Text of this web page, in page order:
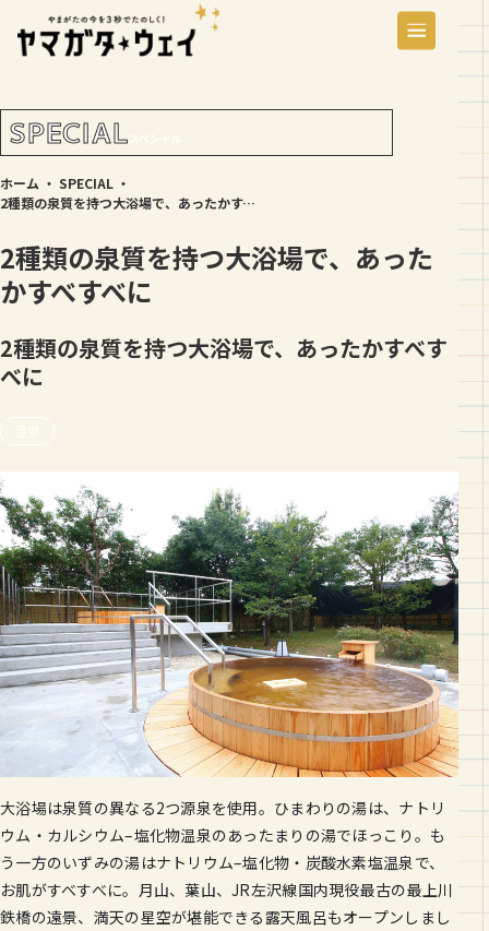
SPECIAL スペシャル
ホーム ・ SPECIAL ・
2種類の泉質を持つ大浴場で、あったかすべすべに
2種類の泉質を持つ大浴場で、あった
かすべすべに
2種類の泉質を持つ大浴場で、あったかすべす
べに
温泉
大浴場は泉質の異なる2つ源泉を使用。ひまわりの湯は、ナトリ
ウム・カルシウム–塩化物温泉のあったまりの湯でほっこり。も
う一方のいずみの湯はナトリウム–塩化物・炭酸水素塩温泉で、
お肌がすべすべに。月山、葉山、JR左沢線国内現役最古の最上川
鉄橋の遠景、満天の星空が堪能できる露天風呂もオープンしまし